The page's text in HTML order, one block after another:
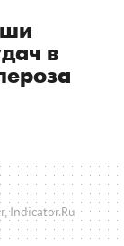
в
Indicator.Ru